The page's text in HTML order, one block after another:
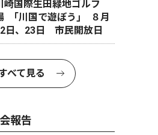
崎国際生田緑地ゴルフ
｢川国で遊ぼう｣ ８月
日、23日 市民開放日
べて見る
報告